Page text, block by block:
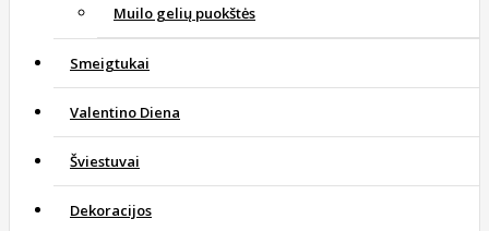
Muilo gelių puokštės
Smeigtukai
Valentino Diena
Šviestuvai
Dekoracijos